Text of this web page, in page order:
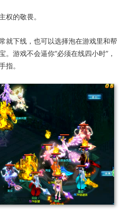
权的敬畏。
就下线，也可以选择泡在游戏里和帮
。游戏不会逼你“必须在线四小时”，
指。